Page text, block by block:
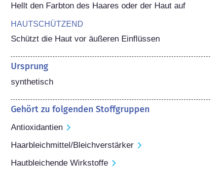
Hellt den Farbton des Haares oder der Haut auf
HAUTSCHÜTZEND
Schützt die Haut vor äußeren Einflüssen
Ursprung
synthetisch
Gehört zu folgenden Stoffgruppen
Antioxidantien
Haarbleichmittel/Bleichverstärker
Hautbleichende Wirkstoffe